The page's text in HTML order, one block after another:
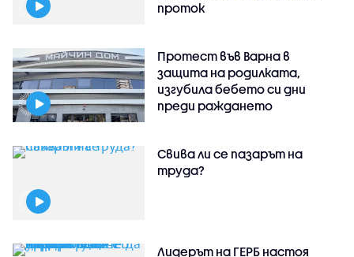
проток
Протест във Варна в
защита на родилката,
изгубила бебето си дни
преди раждането
Свива ли се пазарът на
труда?
Лидерът на ГЕРБ настоя